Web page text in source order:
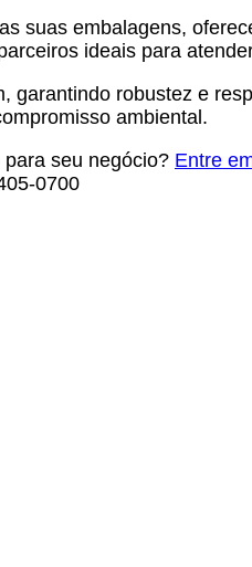
suas embalagens,
ideais para
garantindo robustez e
ambiental.
seu negócio? Entre
0700